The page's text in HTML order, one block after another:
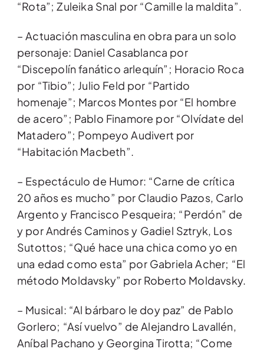
“Rota”; Zuleika Snal por “Camille la maldita”.
– Actuación masculina en obra para un solo
personaje: Daniel Casablanca por
“Discepolín fanático arlequín”; Horacio Roca
por “Tibio”; Julio Feld por “Partido
homenaje”; Marcos Montes por “El hombre
de acero”; Pablo Finamore por “Olvídate del
Matadero”; Pompeyo Audivert por
“Habitación Macbeth”.
– Espectáculo de Humor: “Carne de crítica
20 años es mucho” por Claudio Pazos, Carlo
Argento y Francisco Pesqueira; “Perdón” de
y por Andrés Caminos y Gadiel Sztryk, Los
Sutottos; “Qué hace una chica como yo en
una edad como esta” por Gabriela Acher; “El
método Moldavsky” por Roberto Moldavsky.
– Musical: “Al bárbaro le doy paz” de Pablo
Gorlero; “Así vuelvo” de Alejandro Lavallén,
Aníbal Pachano y Georgina Tirotta; “Come